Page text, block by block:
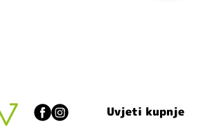
Uvjeti kupnje